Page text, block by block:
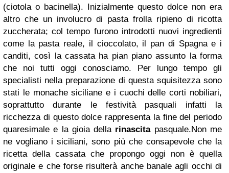
(ciotola o bacinella). Inizialmente questo dolce non era
altro che un involucro di pasta frolla ripieno di ricotta
zuccherata; col tempo furono introdotti nuovi ingredienti
come la pasta reale, il cioccolato, il pan di Spagna e i
canditi, così la cassata ha pian piano assunto la forma
che noi tutti oggi conosciamo. Per lungo tempo gli
specialisti nella preparazione di questa squisitezza sono
stati le monache siciliane e i cuochi delle corti nobiliari,
soprattutto durante le festività pasquali infatti la
ricchezza di questo dolce rappresenta la fine del periodo
quaresimale e la gioia della rinascitapasquale.Non me
ne vogliano i siciliani, sono più che consapevole che la
ricetta della cassata che propongo oggi non è quella
originale e che forse risulterà anche banale agli occhi di